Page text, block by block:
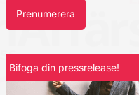
Prenumerera
Bifoga din pressrelease!